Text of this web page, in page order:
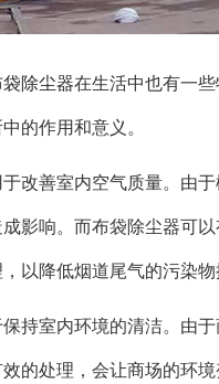
除尘器在生活中也有一
的作用和意义。
改善室内空气质量。由
影响。而布袋除尘器可
以降低烟道尾气的污染物
持室内环境的清洁。由
的处理，会让商场的环